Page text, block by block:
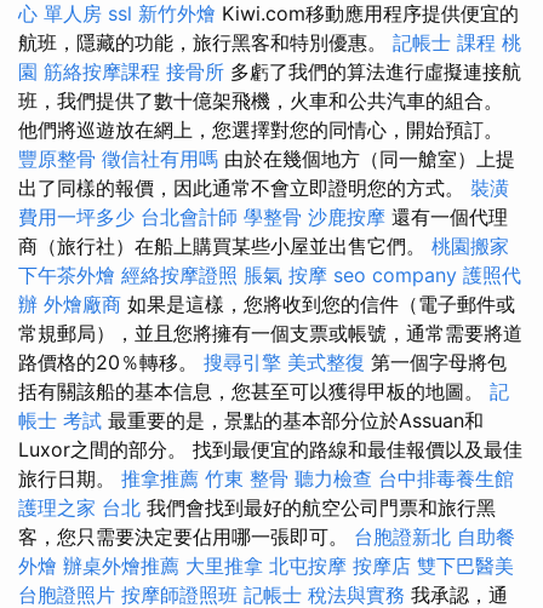
心 單人房 ssl 新竹外燴 Kiwi.com移動應用程序提供便宜的
航班，隱藏的功能，旅行黑客和特別優惠。 記帳士 課程 桃
園 筋絡按摩課程 接骨所 多虧了我們的算法進行虛擬連接航
班，我們提供了數十億架飛機，火車和公共汽車的組合。
他們將巡遊放在網上，您選擇對您的同情心，開始預訂。
豐原整骨 徵信社有用嗎 由於在幾個地方（同一艙室）上提
出了同樣的報價，因此通常不會立即證明您的方式。 裝潢
費用一坪多少 台北會計師 學整骨 沙鹿按摩 還有一個代理
商（旅行社）在船上購買某些小屋並出售它們。 桃園搬家
下午茶外燴 經絡按摩證照 脹氣 按摩 seo company 護照代
辦 外燴廠商 如果是這樣，您將收到您的信件（電子郵件或
常規郵局），並且您將擁有一個支票或帳號，通常需要將道
路價格的20％轉移。 搜尋引擎 美式整復 第一個字母將包
括有關該船的基本信息，您甚至可以獲得甲板的地圖。 記
帳士 考試 最重要的是，景點的基本部分位於Assuan和
Luxor之間的部分。 找到最便宜的路線和最佳報價以及最佳
旅行日期。 推拿推薦 竹東 整骨 聽力檢查 台中排毒養生館
護理之家 台北 我們會找到最好的航空公司門票和旅行黑
客，您只需要決定要佔用哪一張即可。 台胞證新北 自助餐
外燴 辦桌外燴推薦 大里推拿 北屯按摩 按摩店 雙下巴醫美
台胞證照片 按摩師證照班 記帳士 稅法與實務 我承認，通